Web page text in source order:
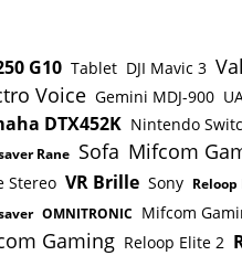
Gewicht:
G10 Tablet DJI Mavic 3
Voice Gemini MDJ-900
DTX452K Nintendo
Rane Sofa Mifcom
Stereo VR Brille Sony Reloop
OMNITRONIC Mifcom
Gaming Reloop Elite 2